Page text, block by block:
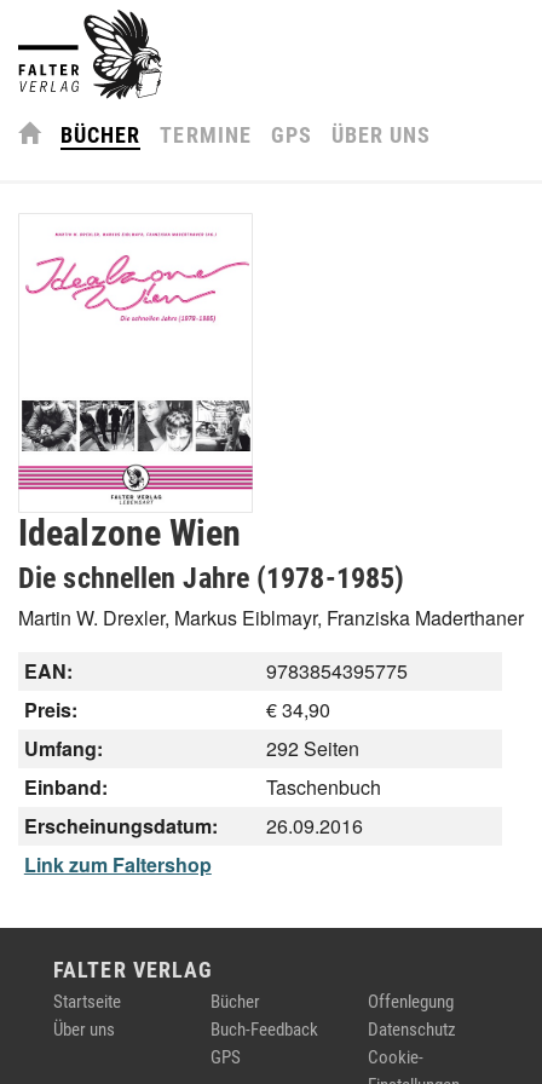
BÜCHER TERMINE GPS ÜBER UNS
Idealzone Wien
Die schnellen Jahre (1978-1985)
Martin W. Drexler, Markus Eiblmayr, Franziska Maderthaner
EAN:
9783854395775
Preis:
€ 34,90
Umfang:
292 Seiten
Einband:
Taschenbuch
Erscheinungsdatum:
26.09.2016
Link zum Faltershop
FALTER VERLAG
Startseite
Über uns
Bücher
Buch-Feedback
GPS
Offenlegung
Datenschutz
Cookie-